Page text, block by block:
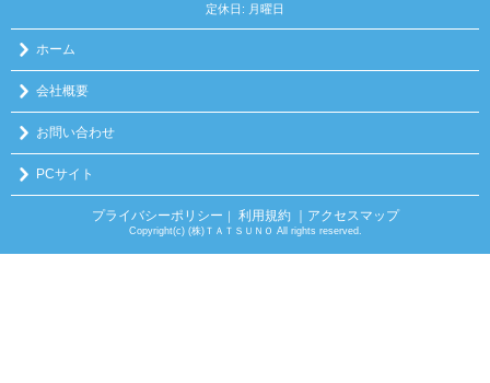
定休日: 月曜日
ホーム
会社概要
お問い合わせ
PCサイト
プライバシーポリシー ｜ 利用規約 ｜アクセスマップ
Copyright(c) (株)ＴＡＴＳＵＮＯ All rights reserved.